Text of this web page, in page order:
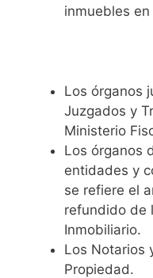
inmuebles
Los órganos
Juzgados y
Ministerio
Los órganos
entidades y
se refiere el
refundido de
Inmobiliario.
Los Notarios
Propiedad.